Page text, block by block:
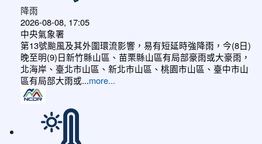
降雨
2026-08-08, 17:05
中央氣象署
第13號颱風及其外圍環流影響，易有短延時強降雨，今(8日)
晚至明(9)日新竹縣山區、苗栗縣山區有局部豪雨或大豪雨，
北海岸、臺北市山區、新北市山區、桃園市山區、臺中市山
區有局部大雨或...more...